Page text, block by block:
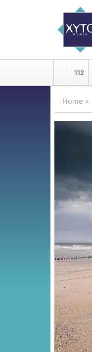
112
Home